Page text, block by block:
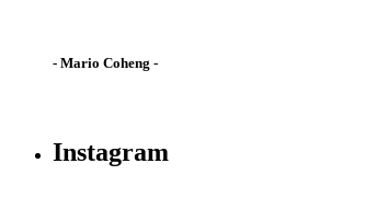
- Mario Coheng -
Instagram